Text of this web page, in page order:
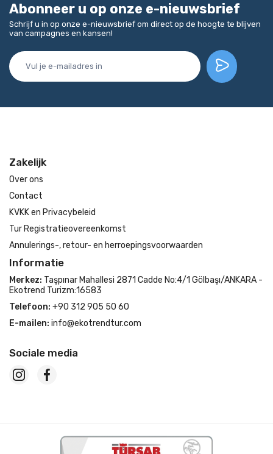
Abonneer u op onze e-nieuwsbrief
Schrijf u in op onze e-nieuwsbrief om direct op de hoogte te blijven
van campagnes en kansen!
Zakelijk
Over ons
Contact
KVKK en Privacybeleid
Tur Registratieovereenkomst
Annulerings-, retour- en herroepingsvoorwaarden
Informatie
Merkez: Taşpınar Mahallesi 2871 Cadde No:4/1 Gölbaşı/ANKARA -
Ekotrend Turizm:16583
Telefoon: +90 312 905 50 60
E-mailen: info@ekotrendtur.com
Sociale media